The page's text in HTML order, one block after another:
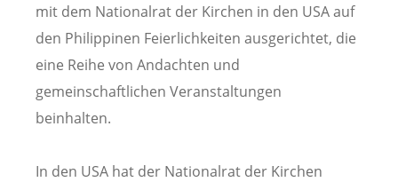
mit dem Nationalrat der Kirchen in den USA auf
den Philippinen Feierlichkeiten ausgerichtet, die
eine Reihe von Andachten und
gemeinschaftlichen Veranstaltungen
beinhalten.
In den USA hat der Nationalrat der Kirchen